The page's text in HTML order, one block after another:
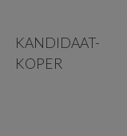
KANDIDAAT-
KOPER